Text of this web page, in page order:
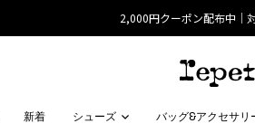
2,000円クーポン配布中｜
新着 シューズ バッグ&アクセサリ